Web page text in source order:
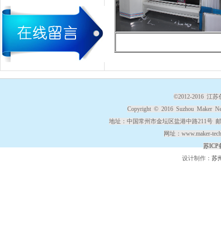
©2012-2016 江
Copyright © 2016 Suzhou Maker
地址：中国常州市金坛区盐港中路211号
网址：www.maker-
苏ICP
设计制作： 苏